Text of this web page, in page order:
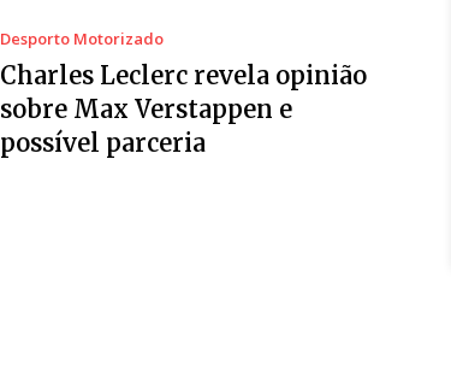
Desporto Motorizado
Charles Leclerc revela opinião
sobre Max Verstappen e
possível parceria